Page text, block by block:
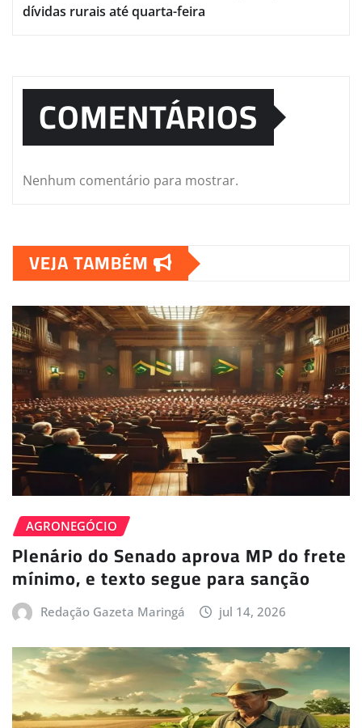
dívidas rurais até quarta-feira
COMENTÁRIOS
Nenhum comentário para mostrar.
VEJA TAMBÉM
AGRONEGÓCIO
Plenário do Senado aprova MP do frete
mínimo, e texto segue para sanção
Redação Gazeta Maringá jul 14, 2026